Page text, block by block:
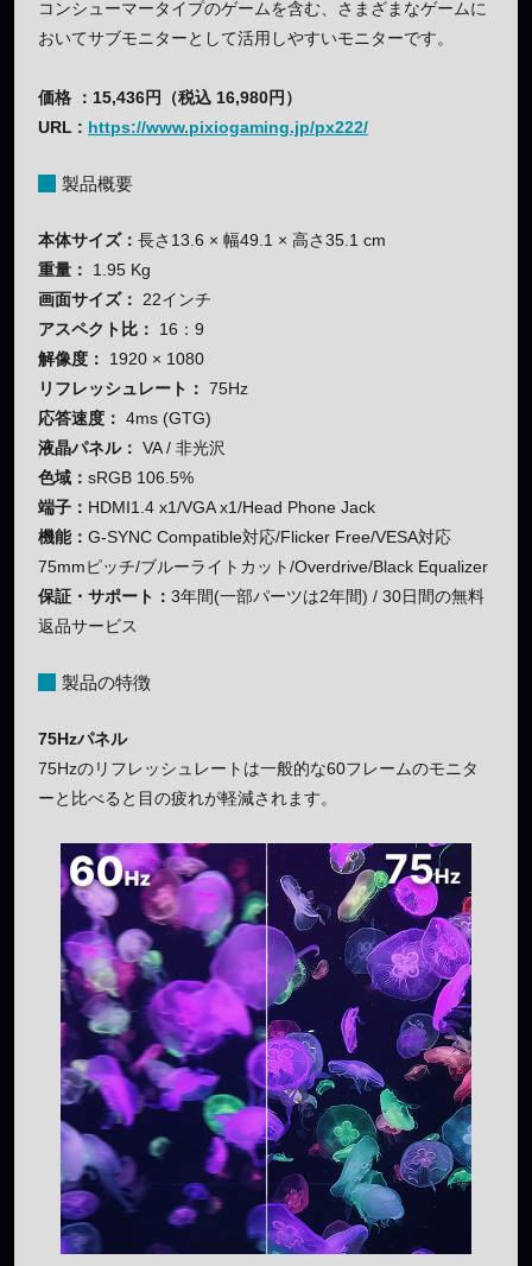
コンシューマータイプのゲームを含む、さまざまなゲームに
おいてサブモニターとして活用しやすいモニターです。
価格 ：15,436円（税込 16,980円）
URL : https://www.pixiogaming.jp/px222/
製品概要
本体サイズ： 長さ13.6 × 幅49.1 × 高さ35.1 cm
重量：
1.95 Kg
画面サイズ： 22インチ
アスペクト比：
16：9
解像度：
1920 × 1080
リフレッシュレート： 75Hz
応答速度： 4ms (GTG)
液晶パネル： VA / 非光沢
色域： sRGB 106.5%
端子： HDMI1.4 x1/VGA x1/Head Phone Jack
機能： G-SYNC Compatible対応/Flicker Free/VESA対応
75mmピッチ/ブルーライトカット/Overdrive/Black Equalizer
保証・サポート： 3年間(一部パーツは2年間) / 30日間の無料
返品サービス
製品の特徴
75Hzパネル
75Hzのリフレッシュレートは一般的な60フレームのモニタ
ーと比べると目の疲れが軽減されます。